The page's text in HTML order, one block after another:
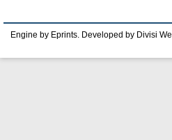
Engine by Eprints. Developed by Divisi